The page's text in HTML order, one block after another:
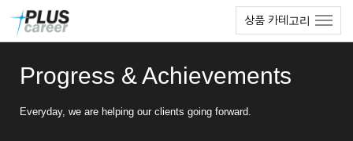
상품 카테고리
Progress & Achievements
Everyday, we are helping our clients going forward.